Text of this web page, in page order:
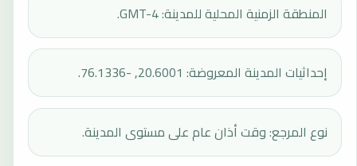
المنطقة الزمنية المحلية للمدينة: GMT-4.
إحداثيات المدينة المعروضة: 20.6001, -76.1336.
نوع المرجع: وقت أذان عام على مستوى المدينة.